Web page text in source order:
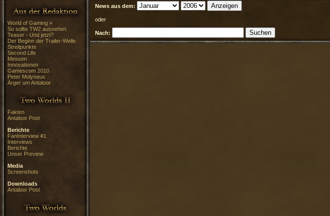
World of Gaming »
So sollte TW2 aussehen
Teaser - Und jetzt?
Der Beginn der Trailer-Welle
Streitpunkte
Second Life
Messen
Innovationen
Gamescom 2010
Peter Molyneux
Ärger um Antaloor
Fakten
Antaloor Post
Berichte
FanInterview #1
Interviews
Berichte
Unser Preview
Media
Screenshots
Downloads
Antaloor Post
News aus dem:
oder
Nach: